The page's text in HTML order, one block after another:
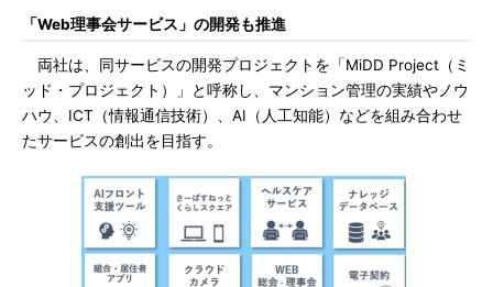
「Web理事会サービス」の開発も推進
両社は、同サービスの開発プロジェクトを「MiDD Project（ミ
ッド・プロジェクト）」と呼称し、マンション管理の実績やノウ
ハウ、ICT（情報通信技術）、AI（人工知能）などを組み合わせ
たサービスの創出を目指す。